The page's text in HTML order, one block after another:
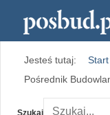
Jesteś tutaj: Start
Pośrednik
Szukaj